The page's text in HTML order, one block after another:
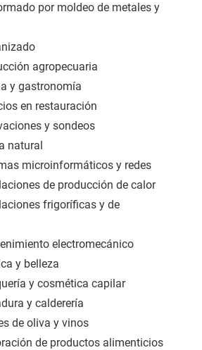
por moldeo de metales y
agropecuaria
y gastronomía
en restauración
y sondeos
natural
microinformáticos y redes
de producción de calor
frigoríficas y de
electromecánico
y belleza
y cosmética capilar
y calderería
de oliva y vinos
de productos alimenticios